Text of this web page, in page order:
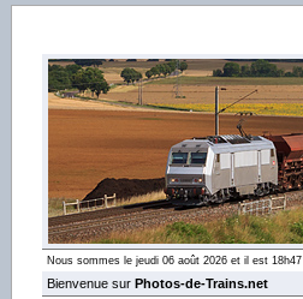
Nous sommes le jeudi 06 août 2026 et il est 18h47
Bienvenue sur Photos-de-Trains.net